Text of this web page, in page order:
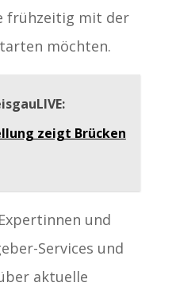
frühzeitig mit der
möchten.
zeigt Brücken
und
Services und
aktuelle